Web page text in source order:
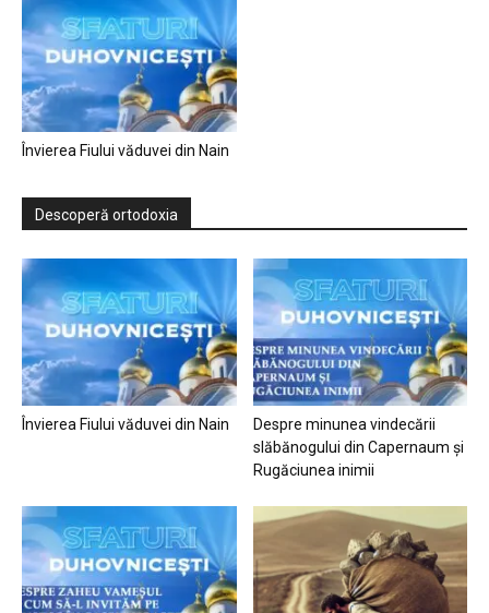
Învierea Fiului văduvei din Nain
Descoperă ortodoxia
Învierea Fiului văduvei din Nain
Despre minunea vindecării
slăbănogului din Capernaum și
Rugăciunea inimii